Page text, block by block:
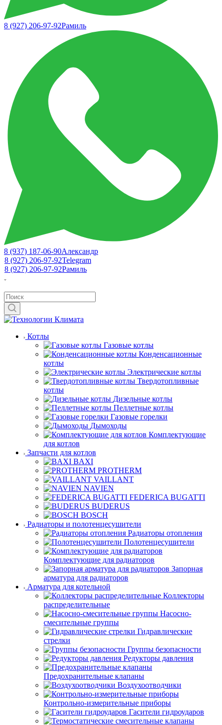
8 (927) 206-97-92Рамиль
8 (937) 187-06-90Александр
8 (927) 206-97-92Telegram
8 (927) 206-97-92Рамиль
Котлы
Газовые котлы
Конденсационные
котлы
Электрические котлы
Твердотопливные
котлы
Дизельные котлы
Пеллетные котлы
Газовые горелки
Дымоходы
Комплектующие
для котлов
Запчасти для котлов
BAXI
PROTHERM
VAILLANT
NAVIEN
FEDERICA BUGATTI
BUDERUS
BOSCH
Радиаторы и полотенцесушители
Радиаторы отопления
Полотенцесушители
Комплектующие для радиаторов
Запорная
арматура для радиаторов
Арматура для котельной
Коллекторы
распределительные
Насосно-
смесительные группы
Гидравлические
стрелки
Группы безопасности
Редукторы давления
Предохранительные клапаны
Воздухоотводчики
Контрольно-измерительные приборы
Гасители гидроударов